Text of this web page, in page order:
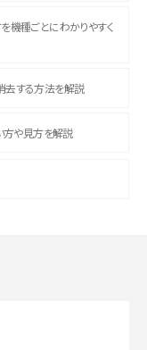
機種ごとにわかりやすく
去する方法を解説
方や見方を解説
説
・復元する方法も解説
での流れを解説